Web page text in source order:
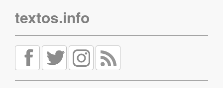
textos.info